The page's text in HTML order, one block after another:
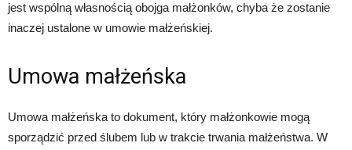
jest wspólną własnością obojga małżonków, chyba że zostanie
inaczej ustalone w umowie małżeńskiej.
Umowa małżeńska
Umowa małżeńska to dokument, który małżonkowie mogą
sporządzić przed ślubem lub w trakcie trwania małżeństwa. W